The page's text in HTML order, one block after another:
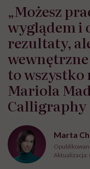
„Możesz
wyglądem i
rezultaty,
to wszystko
Mariola
Calligraphy
Marta
Aktualizacja: